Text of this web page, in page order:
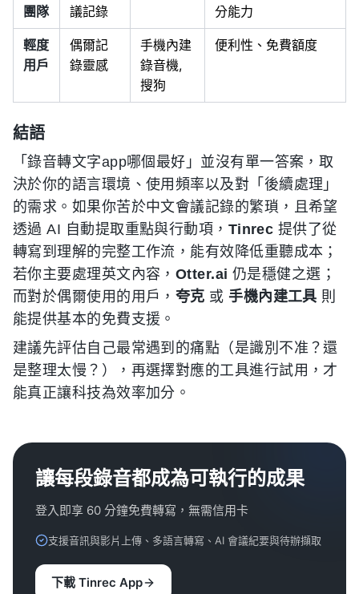
團隊
議記錄
分能力
輕度
用戶
偶爾記
錄靈感
手機內建
錄音機,
搜狗
便利性、免費額度
結語
「錄音轉文字app哪個最好」並沒有單一答案，取
決於你的語言環境、使用頻率以及對「後續處理」
的需求。如果你苦於中文會議記錄的繁瑣，且希望
透過 AI 自動提取重點與行動項， Tinrec 提供了從
轉寫到理解的完整工作流，能有效降低重聽成本；
若你主要處理英文內容， Otter.ai 仍是穩健之選；
而對於偶爾使用的用戶， 夸克 或手機內建工具 則
能提供基本的免費支援。
建議先評估自己最常遇到的痛點（是識別不准？還
是整理太慢？），再選擇對應的工具進行試用，才
能真正讓科技為效率加分。
讓每段錄音都成為可執行的成果
登入即享 60 分鐘免費轉寫，無需信用卡
支援音訊與影片上傳、多語言轉寫、AI 會議紀要與待辦擷取
下載 Tinrec App